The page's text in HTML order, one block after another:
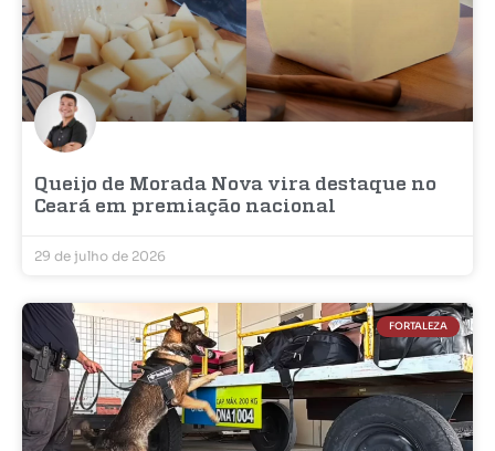
Queijo de Morada Nova vira destaque no
Ceará em premiação nacional
29 de julho de 2026
FORTALEZA